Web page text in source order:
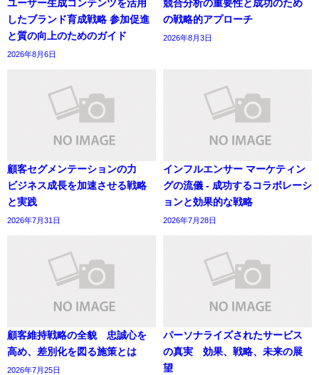
ユーザー生成コンテンツを活用
したブランド育成戦略 参加促進
と質の向上のためのガイド
2026年8月6日
競合分析の重要性と成功のため
の戦略的アプローチ
2026年8月3日
顧客セグメンテーションの力
ビジネス成長を加速させる戦略
と実践
2026年7月31日
インフルエンサー マーケティン
グの流儀 - 成功するコラボレーシ
ョンと効果的な戦略
2026年7月28日
顧客維持戦略の全貌 忠誠心を
高め、差別化を図る施策とは
2026年7月25日
パーソナライズされたサービス
の真実 効果、戦略、未来の展
望